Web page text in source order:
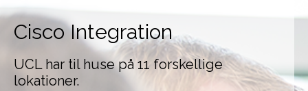
Cisco Integration
UCL har til huse på 11 forskellige
lokationer.